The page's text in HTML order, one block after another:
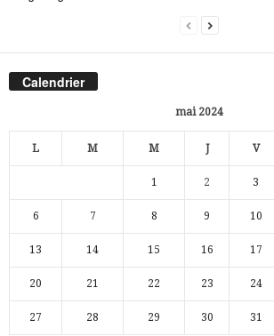
Calendrier
mai 2024
L M M J V
1 2 3
6 7 8 9 10
13 14 15 16 17
20 21 22 23 24
27 28 29 30 31